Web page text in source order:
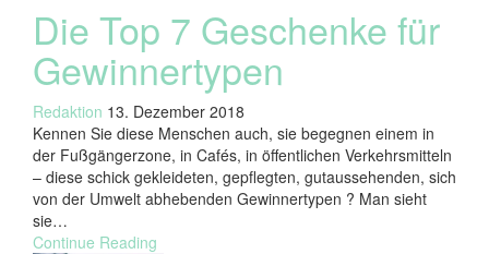
Die Top 7 Geschenke für
Gewinnertypen
Redaktion 13. Dezember 2018
Kennen Sie diese Menschen auch, sie begegnen einem in
der Fußgängerzone, in Cafés, in öffentlichen Verkehrsmitteln
– diese schick gekleideten, gepflegten, gutaussehenden, sich
von der Umwelt abhebenden Gewinnertypen ? Man sieht
sie…
Continue Reading